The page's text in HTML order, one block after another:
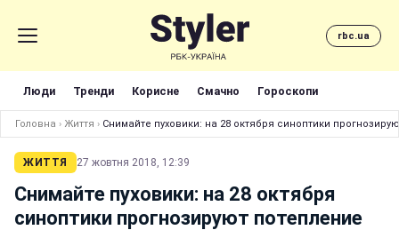
rbc.ua
Люди Тренди Корисне Смачно Гороскопи
Головна › Життя › Снимайте пуховики: на 28 октября синоптики
ЖИТТЯ 27 жовтня 2018, 12:39
Снимайте пуховики: на 28 октября
синоптики прогнозируют потепление